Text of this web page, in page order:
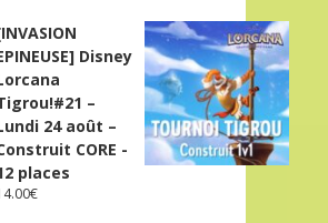
Disney
–
24 août –
CORE -
places
€